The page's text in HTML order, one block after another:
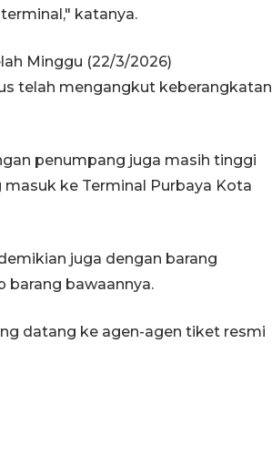
katanya.
Minggu (22/3/2026)
telah mengangkut keberangkatan
penumpang juga masih tinggi
ke Terminal Purbaya Kota
juga dengan barang
barang bawaannya.
datang ke agen-agen tiket resmi